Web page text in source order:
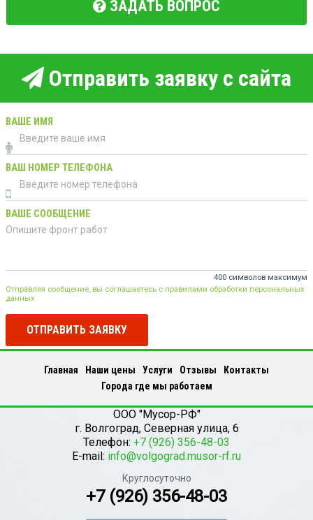
ЗАДАТЬ ВОПРОС
Отправить заявку с сайта
ВАШЕ ИМЯ
ВАШ НОМЕР ТЕЛЕФОНА
ВАШЕ СООБЩЕНИЕ
400 символов максимум
Отправляя сообщение, вы соглашаетесь с правилами обработки персональных
данных
ОТПРАВИТЬ ЗАЯВКУ
Главная Наши цены Услуги Отзывы
Контакты
Города где мы работаем
ООО "Мусор-РФ"
г. Волгоград, Северная улица, 6
Телефон: +7 (926) 356-48-03
E-mail: info@volgograd.musor-rf.ru
Круглосуточно
+7 (926) 356-48-03